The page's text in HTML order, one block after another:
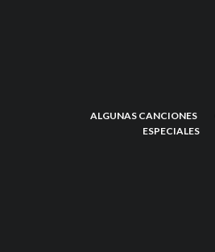
ALGUNAS CANCIONES
ESPECIALES